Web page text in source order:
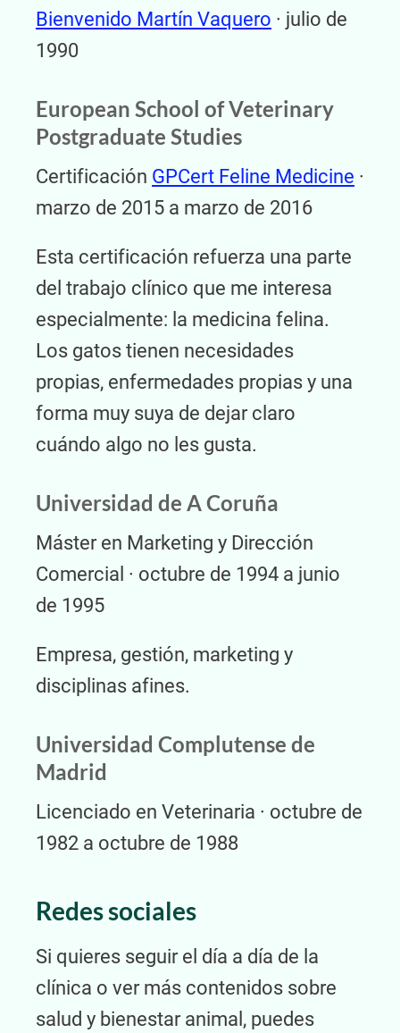
Bienvenido Martín Vaquero · julio de
1990
European School of Veterinary
Postgraduate Studies
Certificación GPCert Feline Medicine ·
marzo de 2015 a marzo de 2016
Esta certificación refuerza una parte
del trabajo clínico que me interesa
especialmente: la medicina felina.
Los gatos tienen necesidades
propias, enfermedades propias y una
forma muy suya de dejar claro
cuándo algo no les gusta.
Universidad de A Coruña
Máster en Marketing y Dirección
Comercial · octubre de 1994 a junio
de 1995
Empresa, gestión, marketing y
disciplinas afines.
Universidad Complutense de
Madrid
Licenciado en Veterinaria · octubre de
1982 a octubre de 1988
Redes sociales
Si quieres seguir el día a día de la
clínica o ver más contenidos sobre
salud y bienestar animal, puedes